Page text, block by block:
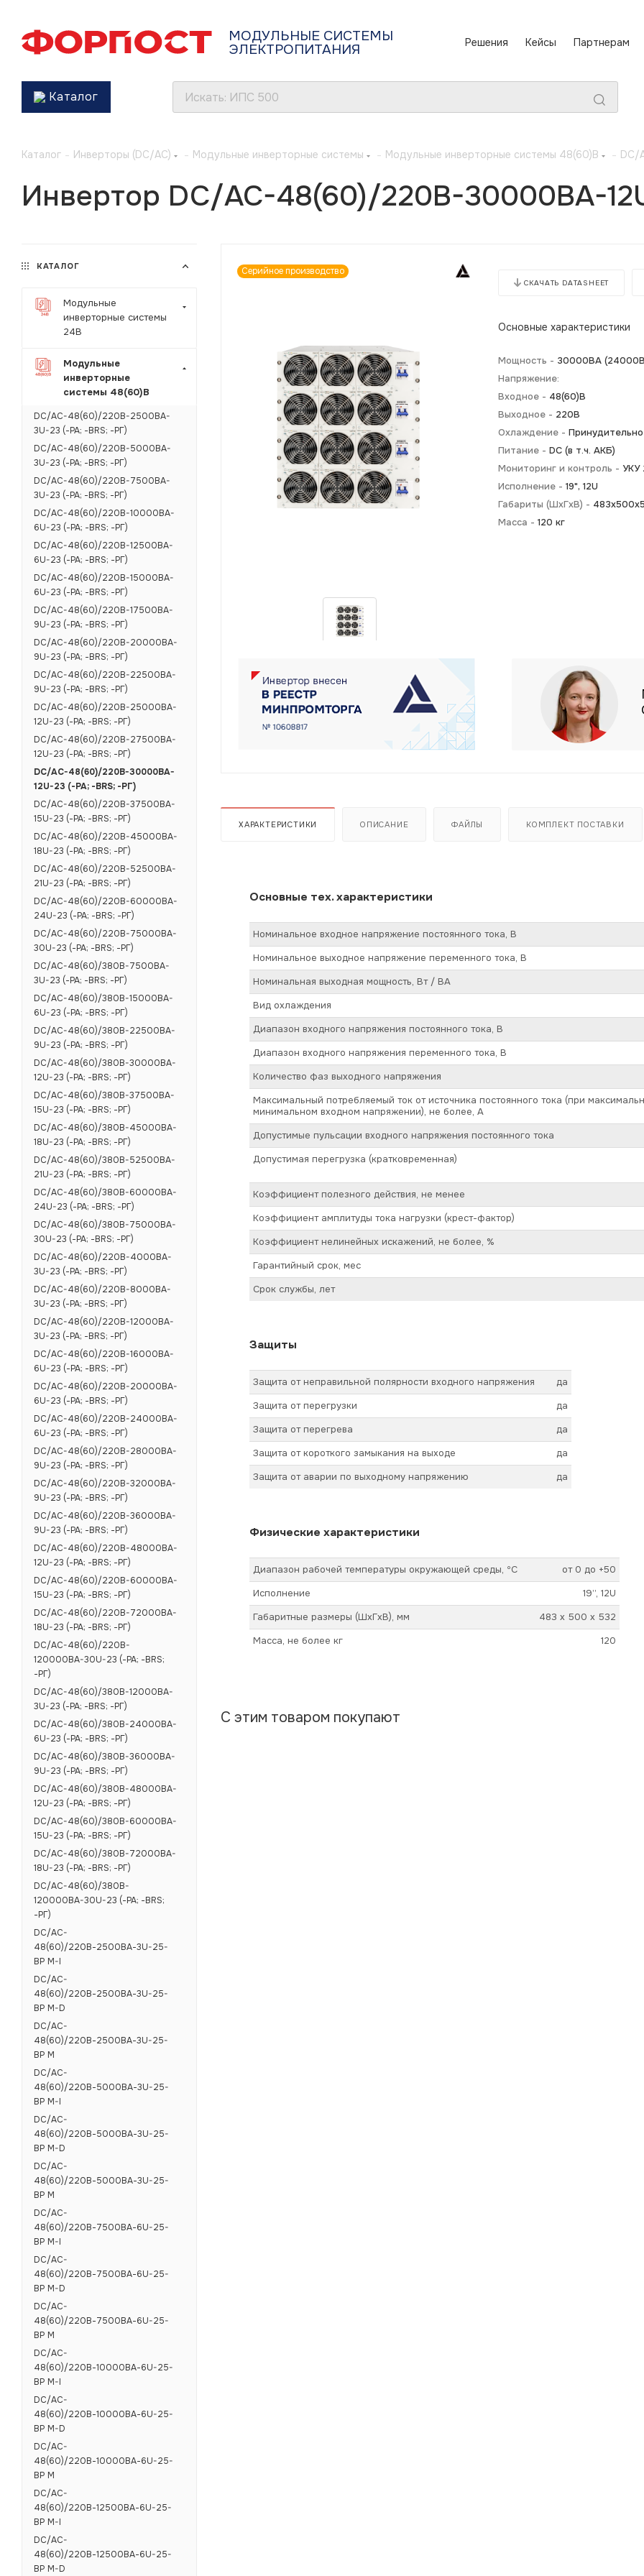
МОДУЛЬНЫЕ СИСТЕМЫ
ЭЛЕКТРОПИТАНИЯ Решения Кейсы Партнерам
Каталог
Каталог - Инверторы (DC/AC) - Модульные инверторные системы - Модульные инверторные системы 48(60)В - DC/
Инвертор DC/AC-48(60)/220B-30000BA-
Серийное производство
СКАЧАТЬ DATASHEET
Основные характеристики
Мощность - 30000BA
Напряжение:
Входное - 48(60)В
Выходное - 220В
Охлаждение -
Питание - DC (в т.ч. АКБ)
Мониторинг и контроль - УКУ
Исполнение - 19", 12U
Габариты (ШхГхВ) -
Масса - 120 кг
ХАРАКТЕРИСТИКИ ОПИСАНИЕ ФАЙЛЫ КОМПЛЕКТ ПОСТАВКИ
Основные тех. характеристики
Номинальное входное напряжение постоянного тока, В
Номинальное выходное напряжение переменного тока, В
Номинальная выходная мощность, Вт / ВА
Вид охлаждения
Диапазон входного напряжения постоянного тока, В
Диапазон входного напряжения переменного тока, В
Количество фаз выходного напряжения
Максимальный потребляемый ток от источника постоянного тока (при
минимальном входном напряжении), не более, А
Допустимые пульсации входного напряжения постоянного тока
Допустимая перегрузка (кратковременная)
Коэффициент полезного действия, не менее
Коэффициент амплитуды тока нагрузки (крест-фактор)
Коэффициент нелинейных искажений, не более, %
Гарантийный срок, мес
Срок службы, лет
Защиты
Защита от неправильной полярности входного напряжения
да
Защита от перегрузки
да
Защита от перегрева
да
Защита от короткого замыкания на выходе
да
Защита от аварии по выходному напряжению
да
Физические характеристики
Диапазон рабочей температуры окружающей среды, ºС
от 0 до +50
Исполнение
19’’, 12U
Габаритные размеры (ШхГхВ), мм
483 х 500 х 532
Масса, не более кг
120
С этим товаром покупают
КАТАЛОГ
Модульные
инверторные системы
24В
Модульные
инверторные
системы 48(60)В
DC/AC-48(60)/220B-2500BA-
3U-23 (-РА; -BRS; -РГ)
DC/AC-48(60)/220B-5000BA-
3U-23 (-РА; -BRS; -РГ)
DC/AC-48(60)/220B-7500BA-
3U-23 (-РА; -BRS; -РГ)
DC/AC-48(60)/220B-10000BA-
6U-23 (-РА; -BRS; -РГ)
DC/AC-48(60)/220B-12500BA-
6U-23 (-РА; -BRS; -РГ)
DC/AC-48(60)/220B-15000BA-
6U-23 (-РА; -BRS; -РГ)
DC/AC-48(60)/220B-17500BA-
9U-23 (-РА; -BRS; -РГ)
DC/AC-48(60)/220B-20000BA-
9U-23 (-РА; -BRS; -РГ)
DC/AC-48(60)/220B-22500BA-
9U-23 (-РА; -BRS; -РГ)
DC/AC-48(60)/220B-25000BA-
12U-23 (-РА; -BRS; -РГ)
DC/AC-48(60)/220B-27500BA-
12U-23 (-РА; -BRS; -РГ)
DC/AC-48(60)/220B-30000BA-
12U-23 (-РА; -BRS; -РГ)
DC/AC-48(60)/220B-37500BA-
15U-23 (-РА; -BRS; -РГ)
DC/AC-48(60)/220B-45000BA-
18U-23 (-РА; -BRS; -РГ)
DC/AC-48(60)/220B-52500BA-
21U-23 (-РА; -BRS; -РГ)
DC/AC-48(60)/220B-60000BA-
24U-23 (-РА; -BRS; -РГ)
DC/AC-48(60)/220B-75000BA-
30U-23 (-РА; -BRS; -РГ)
DC/AC-48(60)/380B-7500BA-
3U-23 (-РА; -BRS; -РГ)
DC/AC-48(60)/380B-15000BA-
6U-23 (-РА; -BRS; -РГ)
DC/AC-48(60)/380B-22500BA-
9U-23 (-РА; -BRS; -РГ)
DC/AC-48(60)/380B-30000BA-
12U-23 (-РА; -BRS; -РГ)
DC/AC-48(60)/380B-37500BA-
15U-23 (-РА; -BRS; -РГ)
DC/AC-48(60)/380B-45000BA-
18U-23 (-РА; -BRS; -РГ)
DC/AC-48(60)/380B-52500BA-
21U-23 (-РА; -BRS; -РГ)
DC/AC-48(60)/380B-60000BA-
24U-23 (-РА; -BRS; -РГ)
DC/AC-48(60)/380B-75000BA-
30U-23 (-РА; -BRS; -РГ)
DC/AC-48(60)/220B-4000BA-
3U-23 (-РА; -BRS; -РГ)
DC/AC-48(60)/220B-8000BA-
3U-23 (-РА; -BRS; -РГ)
DC/AC-48(60)/220B-12000BA-
3U-23 (-РА; -BRS; -РГ)
DC/AC-48(60)/220B-16000BA-
6U-23 (-РА; -BRS; -РГ)
DC/AC-48(60)/220B-20000BA-
6U-23 (-РА; -BRS; -РГ)
DC/AC-48(60)/220B-24000BA-
6U-23 (-РА; -BRS; -РГ)
DC/AC-48(60)/220B-28000BA-
9U-23 (-РА; -BRS; -РГ)
DC/AC-48(60)/220B-32000BA-
9U-23 (-РА; -BRS; -РГ)
DC/AC-48(60)/220B-36000BA-
9U-23 (-РА; -BRS; -РГ)
DC/AC-48(60)/220B-48000BA-
12U-23 (-РА; -BRS; -РГ)
DC/AC-48(60)/220B-60000BA-
15U-23 (-РА; -BRS; -РГ)
DC/AC-48(60)/220B-72000BA-
18U-23 (-РА; -BRS; -РГ)
DC/AC-48(60)/220B-
120000BA-30U-23 (-РА; -BRS;
-РГ)
DC/AC-48(60)/380B-12000BA-
3U-23 (-РА; -BRS; -РГ)
DC/AC-48(60)/380B-24000BA-
6U-23 (-РА; -BRS; -РГ)
DC/AC-48(60)/380B-36000BA-
9U-23 (-РА; -BRS; -РГ)
DC/AC-48(60)/380B-48000BA-
12U-23 (-РА; -BRS; -РГ)
DC/AC-48(60)/380B-60000BA-
15U-23 (-РА; -BRS; -РГ)
DC/AC-48(60)/380B-72000BA-
18U-23 (-РА; -BRS; -РГ)
DC/AC-48(60)/380B-
120000BA-30U-23 (-РА; -BRS;
-РГ)
DC/AC-
48(60)/220В-2500ВА-3U-25-
BP M-I
DC/AC-
48(60)/220В-2500ВА-3U-25-
BP M-D
DC/AC-
48(60)/220В-2500ВА-3U-25-
BP M
DC/AC-
48(60)/220В-5000ВА-3U-25-
BP M-I
DC/AC-
48(60)/220В-5000ВА-3U-25-
BP M-D
DC/AC-
48(60)/220В-5000ВА-3U-25-
BP M
DC/AC-
48(60)/220В-7500ВА-6U-25-
BP M-I
DC/AC-
48(60)/220В-7500ВА-6U-25-
BP M-D
DC/AC-
48(60)/220В-7500ВА-6U-25-
BP M
DC/AC-
48(60)/220В-10000ВА-6U-25-
BP M-I
DC/AC-
48(60)/220В-10000ВА-6U-25-
BP M-D
DC/AC-
48(60)/220В-10000ВА-6U-25-
BP M
DC/AC-
48(60)/220В-12500ВА-6U-25-
BP M-I
DC/AC-
48(60)/220В-12500ВА-6U-25-
BP M-D